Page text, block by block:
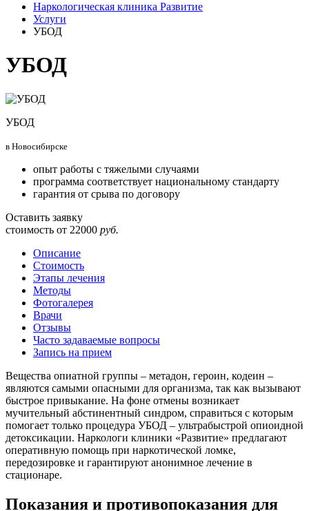
Наркологическая клиника Развитие
Услуги
УБОД
УБОД
УБОД
в Новосибирске
опыт работы с тяжелыми случаями
программа соответствует национальному стандарту
гарантия от срыва по договору
Оставить заявку
стоимость от 22000 руб.
Описание
Стоимость
Этапы лечения
Методы
Фотогалерея
Врачи
Отзывы
Часто задаваемые вопросы
Запись на прием
Вещества опиатной группы – метадон, героин, кодеин –
являются самыми опасными для организма, так как вызывают
быстрое привыкание. На фоне отмены возникает
мучительный абстинентный синдром, справиться с которым
помогает только процедура УБОД – ультрабыстрой опиоидной
детоксикации. Наркологи клиники «Развитие» предлагают
оперативную помощь при наркотической ломке,
передозировке и гарантируют анонимное лечение в
стационаре.
Показания и противопоказания для